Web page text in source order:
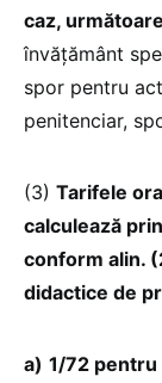
caz,
învățământ
spor pentru
penitenciar,
(3) Tarifele
calculează
conform alin.
didactice de
a) 1/72 pentru